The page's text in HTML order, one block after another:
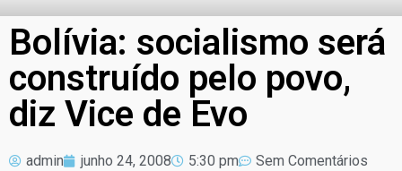
Bolívia: socialismo será
construído pelo povo,
diz Vice de Evo
admin junho 24, 2008 5:30 pm Sem Comentários